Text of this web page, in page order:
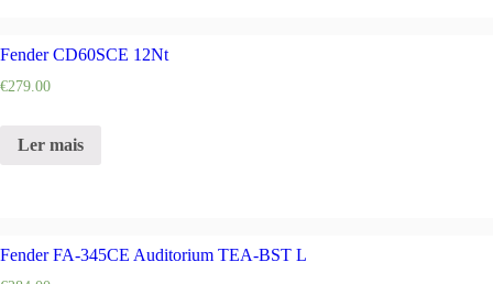
Fender CD60SCE 12Nt
€279.00
Ler mais
Fender FA-345CE Auditorium TEA-BST L